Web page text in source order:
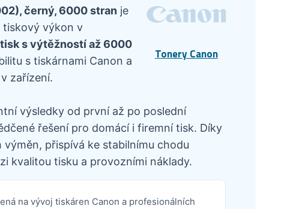
Tonery Canon
černý, 6000 stran je
tiskový výkon v
s výtěžností až 6000
s tiskárnami Canon a
zařízení.
výsledky od první až po poslední
řešení pro domácí i firemní tisk. Díky
přispívá ke stabilnímu chodu
kvalitou tisku a provozními náklady.
na vývoj tiskáren Canon a profesionálních